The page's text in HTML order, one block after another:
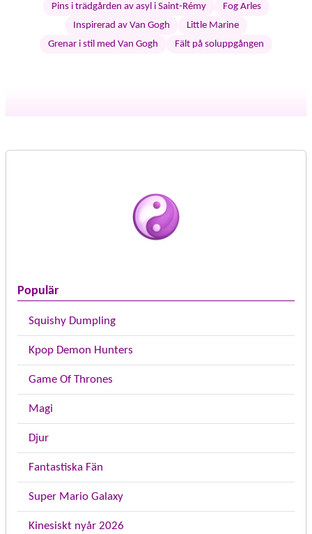
Populär
Squishy Dumpling
Kpop Demon Hunters
Game Of Thrones
Magi
Djur
Fantastiska Fän
Super Mario Galaxy
Kinesiskt nyår 2026
Pins i trädgården av asyl i Saint-Rémy
Fog Arles
Inspirerad av Van Gogh
Little Marine
Grenar i stil med Van Gogh
Fält på soluppgången